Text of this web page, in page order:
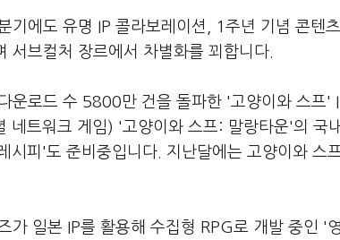
기에도 유명 IP 콜라보레이션, 1주년 기념 콘텐
서브컬처 장르에서 차별화를 꾀합니다.
운로드 수 5800만 건을 돌파한 '고양이와 스프'
네트워크 게임) '고양이와 스프: 말랑타운'의 국
시피'도 준비중입니다. 지난달에는 고양이와 스
가 일본 IP를 활용해 수집형 RPG로 개발 중인 '